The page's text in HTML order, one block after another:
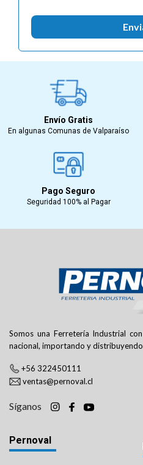
Envío Gratis
En algunas Comunas de Valparaíso
Pago Seguro
Seguridad 100% al Pagar
Somos una Ferretería Industrial
nacional, importando y
+56 322450111
ventas@pernoval.cl
Síganos
Pernoval